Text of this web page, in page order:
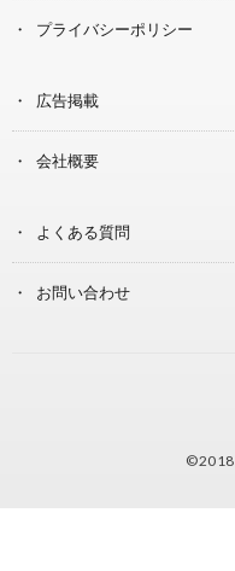
プライバシーポリシー
広告掲載
会社概要
よくある質問
お問い合わせ
©2018